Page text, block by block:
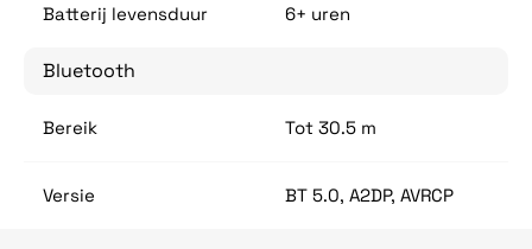
Batterij levensduur 6+ uren
Bluetooth
Bereik Tot 30.5 m
Versie BT 5.0, A2DP, AVRCP